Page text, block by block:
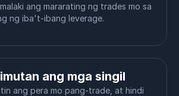
ang mararating ng trades mo sa
ng iba't-ibang leverage.
ang mga singil
ang pera mo pang-trade, at hindi